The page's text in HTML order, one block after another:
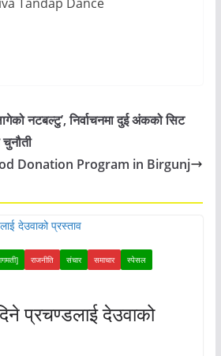
नटबल्टु’, निर्वाचनमा दुई अंकको सिट
Donation Program in Birgunj
राजनीति संचार समाचार
स्पेसल
प्रचण्डलाई देउवाको